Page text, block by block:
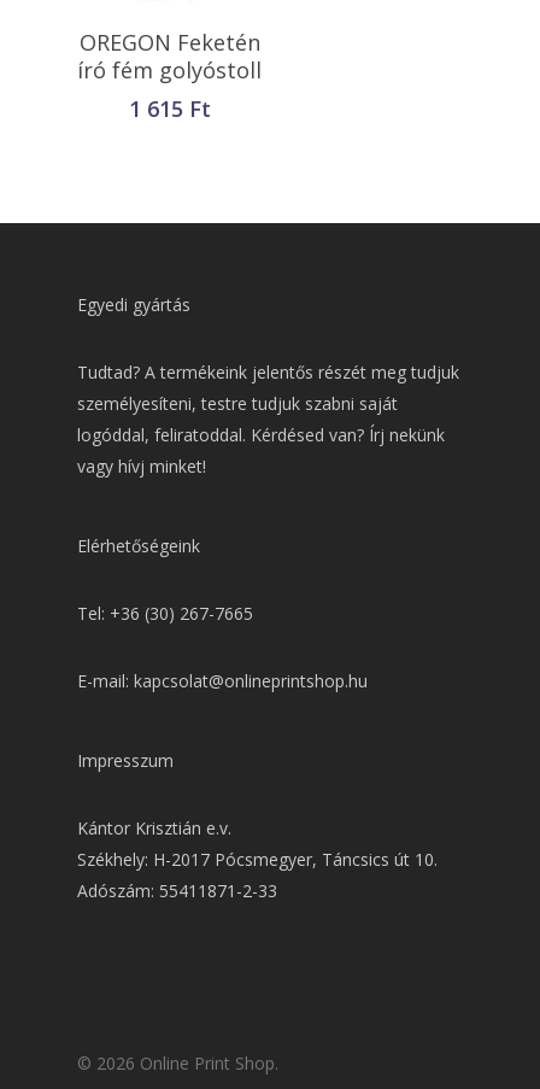
Kosárba
Teszem
OREGON Feketén
író fém golyóstoll
1 615 Ft
Egyedi gyártás
Tudtad? A termékeink jelentős részét meg tudjuk
személyesíteni, testre tudjuk szabni saját
logóddal, feliratoddal. Kérdésed van? Írj nekünk
vagy hívj minket!
Elérhetőségeink
Tel: +36 (30) 267-7665
E-mail: kapcsolat@onlineprintshop.hu
Impresszum
Kántor Krisztián e.v.
Székhely: H-2017 Pócsmegyer, Táncsics út 10.
Adószám: 55411871-2-33
© 2026 Online Print Shop.